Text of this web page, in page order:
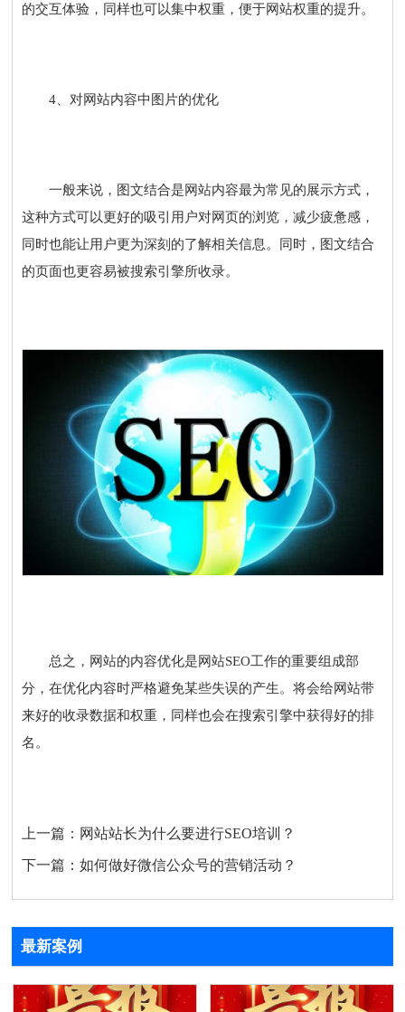
的交互体验，同样也可以集中权重，便于网站权重的提升。
4、对网站内容中图片的优化
一般来说，图文结合是网站内容最为常见的展示方式，
这种方式可以更好的吸引用户对网页的浏览，减少疲惫感，
同时也能让用户更为深刻的了解相关信息。同时，图文结合
的页面也更容易被搜索引擎所收录。
总之，网站的内容优化是网站SEO工作的重要组成部
分，在优化内容时严格避免某些失误的产生。将会给网站带
来好的收录数据和权重，同样也会在搜索引擎中获得好的排
名。
上一篇： 网站站长为什么要进行SEO培训？
下一篇：如何做好微信公众号的营销活动？
最新案例